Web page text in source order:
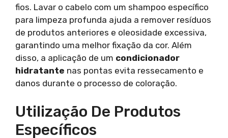
fios. Lavar o cabelo com um shampoo específico
para limpeza profunda ajuda a remover resíduos
de produtos anteriores e oleosidade excessiva,
garantindo uma melhor fixação da cor. Além
disso, a aplicação de um condicionador
hidratante nas pontas evita ressecamento e
danos durante o processo de coloração.
Utilização De Produtos
Específicos